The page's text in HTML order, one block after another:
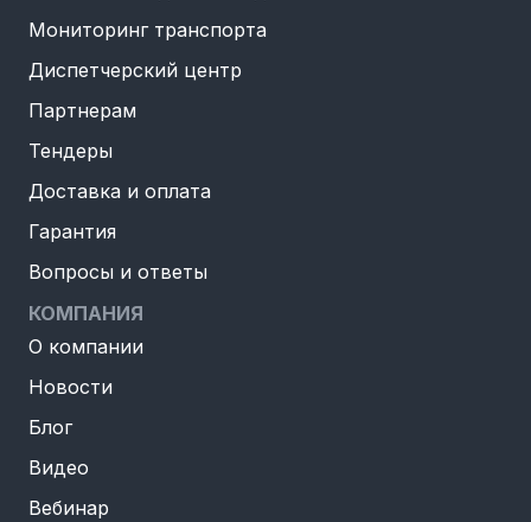
Мониторинг транспорта
Диспетчерский центр
Партнерам
Тендеры
Доставка и оплата
Гарантия
Вопросы и ответы
КОМПАНИЯ
О компании
Новости
Блог
Видео
Вебинар